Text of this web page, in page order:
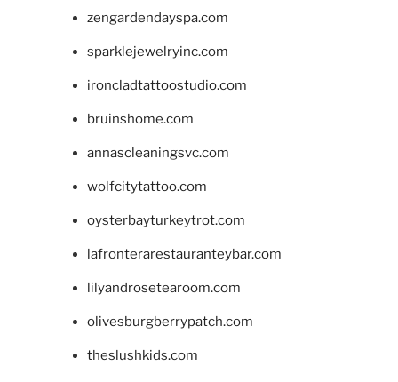
zengardendayspa.com
sparklejewelryinc.com
ironcladtattoostudio.com
bruinshome.com
annascleaningsvc.com
wolfcitytattoo.com
oysterbayturkeytrot.com
lafronterarestauranteybar.com
lilyandrosetearoom.com
olivesburgberrypatch.com
theslushkids.com